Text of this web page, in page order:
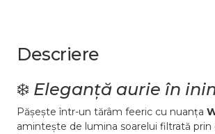
Descriere
❄️ Eleganță aurie în
Pășește într-un tărâm feeric cu nuanța
amintește de lumina soarelui filtrată prin